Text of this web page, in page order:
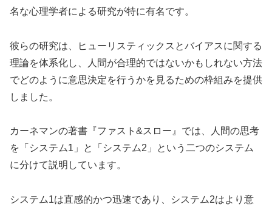
名な心理学者による研究が特に有名です。
彼らの研究は、ヒューリスティックスとバイアスに関する
理論を体系化し、人間が合理的ではないかもしれない方法
でどのように意思決定を行うかを見るための枠組みを提供
しました。
カーネマンの著書『ファスト&スロー』では、人間の思考
を「システム1」と「システム2」という二つのシステム
に分けて説明しています。
システム1は直感的かつ迅速であり、システム2はより意